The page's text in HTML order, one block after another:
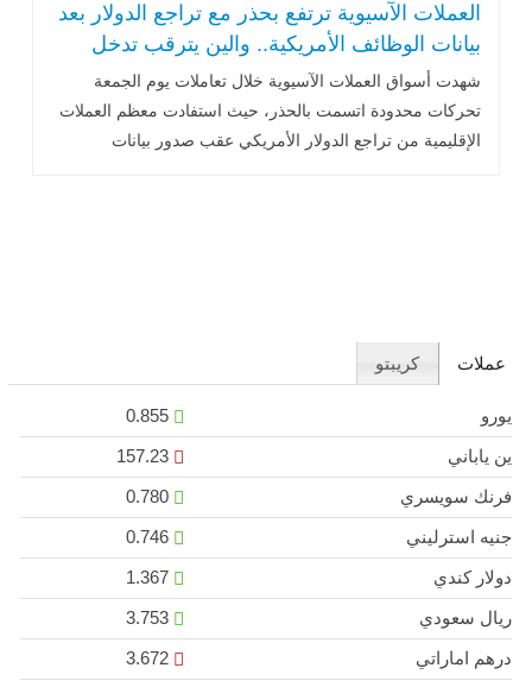
العملات الآسيوية ترتفع بحذر مع تراجع الدولار بعد
بيانات الوظائف الأمريكية.. والين يترقب تدخل
طوكيو
شهدت أسواق العملات الآسيوية خلال تعاملات يوم الجمعة
تحركات محدودة اتسمت بالحذر، حيث استفادت معظم العملات
الإقليمية من تراجع الدولار الأمريكي عقب صدور بيانات
عملات كريبتو
يورو
0.855
ين ياباني
157.23
فرنك سويسري
0.780
جنيه استرليني
0.746
دولار كندي
1.367
ريال سعودي
3.753
درهم اماراتي
3.672